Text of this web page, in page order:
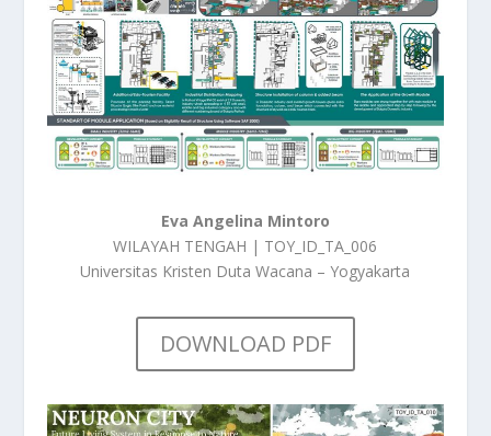
Eva Angelina Mintoro
WILAYAH TENGAH | TOY_ID_TA_006
Universitas Kristen Duta Wacana – Yogyakarta
DOWNLOAD PDF